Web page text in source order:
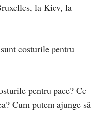
la Kiev, la
costurile pentru
pentru pace? Ce
Cum putem ajunge să